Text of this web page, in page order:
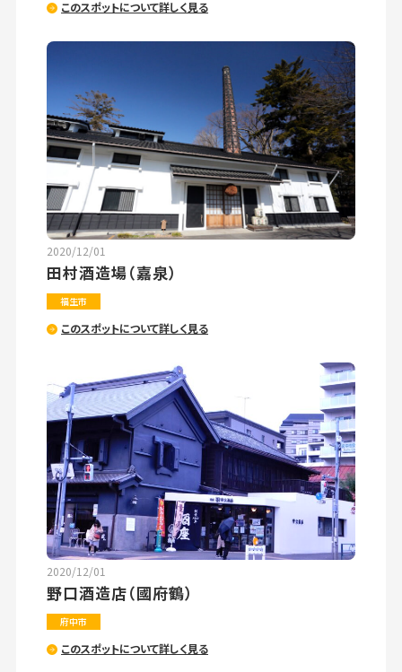
このスポットについて詳しく見る
2020/12/01
田村酒造場（嘉泉）
福生市
このスポットについて詳しく見る
2020/12/01
野口酒造店（國府鶴）
府中市
このスポットについて詳しく見る